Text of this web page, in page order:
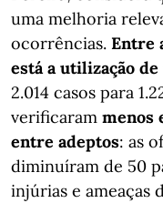
uma melhoria
ocorrências. Entre
está a utilização
2.014 casos para
verificaram menos
entre adeptos: as
diminuíram de 50
injúrias e ameaças